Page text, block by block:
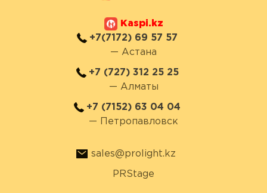
Kaspi.kz
+7(7172) 69 57 57
— Астана
+7 (727) 312 25 25
— Алматы
+7 (7152) 63 04 04
— Петропавловск
sales@prolight.kz
PRStage